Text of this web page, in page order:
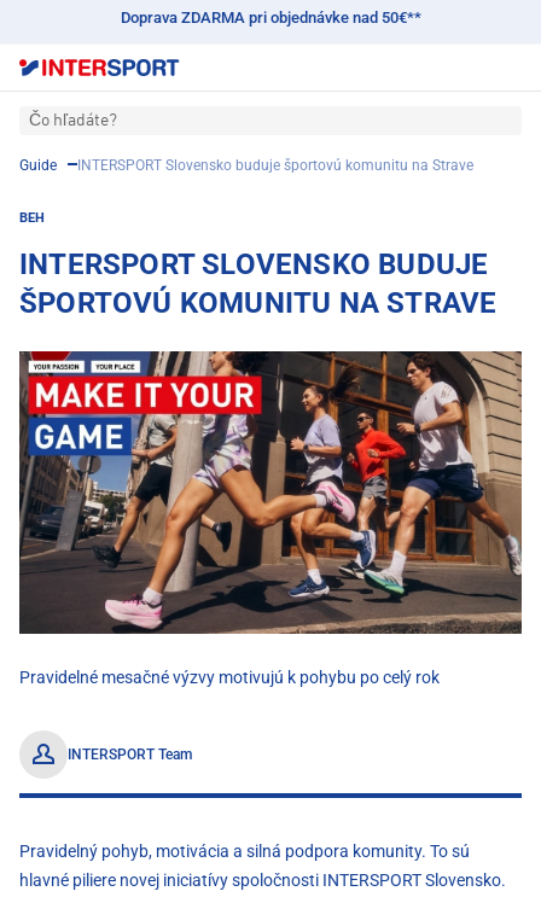
Doprava ZDARMA pri objednávke nad 50€**
Čo hľadáte?
Guide INTERSPORT Slovensko buduje športovú komunitu na Strave
BEH
INTERSPORT SLOVENSKO BUDUJE
ŠPORTOVÚ KOMUNITU NA STRAVE
Pravidelné mesačné výzvy motivujú k pohybu po celý rok
INTERSPORT Team
Pravidelný pohyb, motivácia a silná podpora komunity. To sú
hlavné piliere novej iniciatívy spoločnosti INTERSPORT Slovensko.